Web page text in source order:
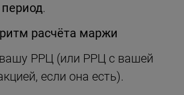
.
расчёта маржи
РРЦ (или РРЦ с вашей
если она есть).